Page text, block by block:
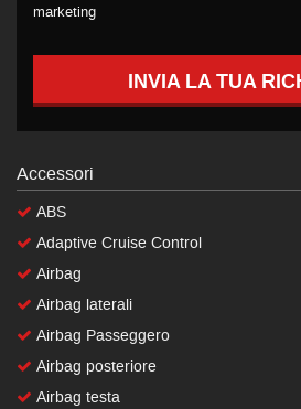
marketing
INVIA LA TUA
Accessori
ABS
Adaptive Cruise Control
Airbag
Airbag laterali
Airbag Passeggero
Airbag posteriore
Airbag testa